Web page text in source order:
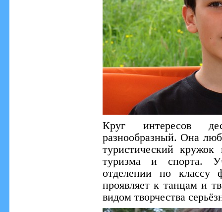
Круг интересов
разнообразный. Она
туристический
туризма и спорта.
отделении по классу
проявляет к танцам и
видом творчества